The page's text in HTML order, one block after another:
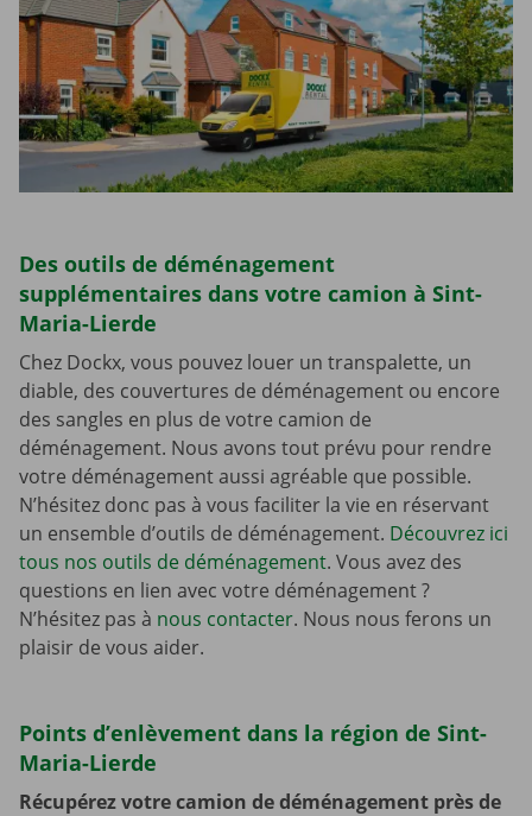
Des outils de déménagement
supplémentaires dans votre camion à Sint-
Maria-Lierde
Chez Dockx, vous pouvez louer un transpalette, un
diable, des couvertures de déménagement ou encore
des sangles en plus de votre camion de
déménagement. Nous avons tout prévu pour rendre
votre déménagement aussi agréable que possible.
N’hésitez donc pas à vous faciliter la vie en réservant
un ensemble d’outils de déménagement. Découvrez ici
tous nos outils de déménagement. Vous avez des
questions en lien avec votre déménagement ?
N’hésitez pas à nous contacter. Nous nous ferons un
plaisir de vous aider.
Points d’enlèvement dans la région de Sint-
Maria-Lierde
Récupérez votre camion de déménagement près de